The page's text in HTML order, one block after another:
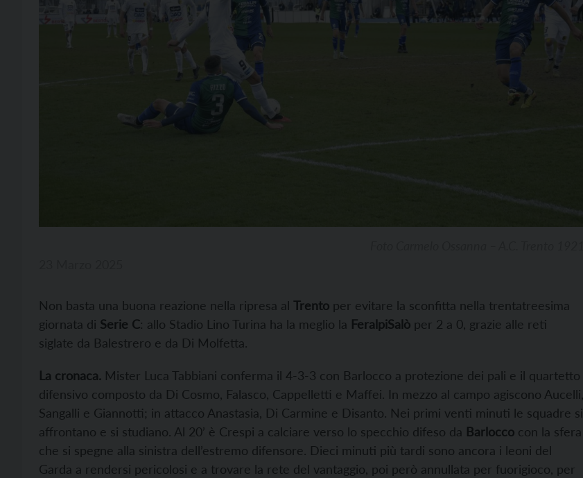
Non basta una buona reazione nella ripresa al Trento per evitare la sconfitta nella trentatreesima
giornata di Serie C: allo Stadio Lino Turina ha la meglio la FeralpiSalò per 2 a 0, grazie alle reti
siglate da Balestrero e da Di Molfetta.
La cronaca. Mister Luca Tabbiani conferma il 4-3-3 con Barlocco a protezione dei pali e il quartetto
difensivo composto da Di Cosmo, Falasco, Cappelletti e Maffei. In mezzo al campo agiscono Aucelli,
Sangalli e Giannotti; in attacco Anastasia, Di Carmine e Disanto. Nei primi venti minuti le squadre si
affrontano e si studiano. Al 20’ è Crespi a calciare verso lo specchio difeso da Barlocco con la sfera
che si spegne alla sinistra dell’estremo difensore. Dieci minuti più tardi sono ancora i leoni del
Garda a rendersi pericolosi e a trovare la rete del vantaggio, poi però annullata per fuorigioco, per